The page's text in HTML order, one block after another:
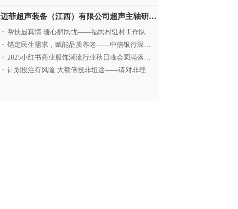
迈菲超声装备（江西）有限公司超声主轴研发和生产项
· 帮扶显真情 暖心解民忧——福民村驻村工作队与村委心系
· 锚定民生需求，赋能品质养老——中信银行深圳分行养老
· 2025小红书商业服饰潮流行业秋日峰会圆满落幕，携手
· 计划投注有风险 大额倍投非坦途——请对非理性购彩说“